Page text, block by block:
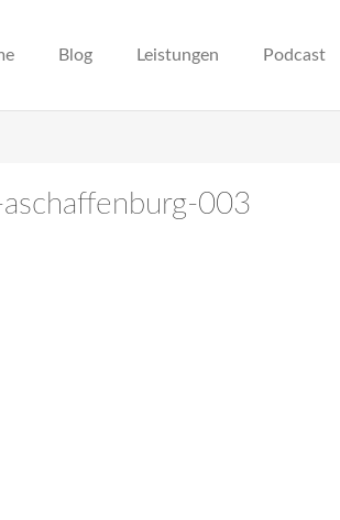
Blog Leistungen Podcast
003